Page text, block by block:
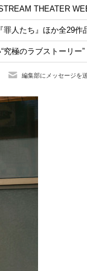
THEATER
罪人たち』ほか全29
極のラブストーリ
編集部にメッセージを